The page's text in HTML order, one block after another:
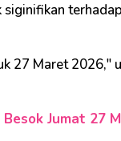
27 Maret 2026,"
Jumat 27